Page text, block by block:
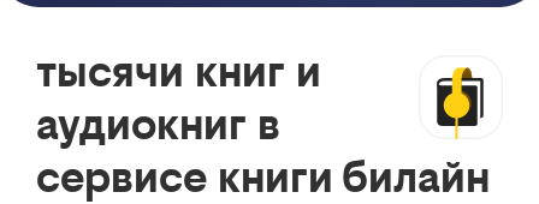
тысячи книг и
аудиокниг в
сервисе книги билайн